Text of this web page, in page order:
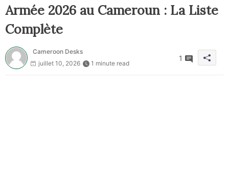
Armée 2026 au Cameroun : La Liste
Complète
Cameroon Desks
juillet 10, 2026
1 minute read
1